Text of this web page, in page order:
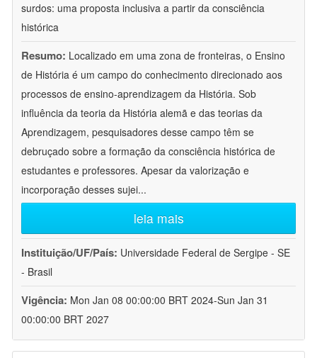
surdos: uma proposta inclusiva a partir da consciência
histórica
Resumo: Localizado em uma zona de fronteiras, o Ensino
de História é um campo do conhecimento direcionado aos
processos de ensino-aprendizagem da História. Sob
influência da teoria da História alemã e das teorias da
Aprendizagem, pesquisadores desse campo têm se
debruçado sobre a formação da consciência histórica de
estudantes e professores. Apesar da valorização e
incorporação desses sujei...
leia mais
Instituição/UF/País: Universidade Federal de Sergipe - SE
- Brasil
Vigência: Mon Jan 08 00:00:00 BRT 2024-Sun Jan 31
00:00:00 BRT 2027